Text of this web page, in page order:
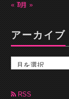
« 7月9月 »
アーカイブ
カ
ブ RSS